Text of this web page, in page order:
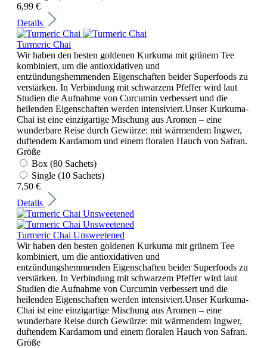
6,99 €
Details
Turmeric Chai
Wir haben den besten goldenen Kurkuma mit grünem Tee
kombiniert, um die antioxidativen und
entzündungshemmenden Eigenschaften beider Superfoods zu
verstärken. In Verbindung mit schwarzem Pfeffer wird laut
Studien die Aufnahme von Curcumin verbessert und die
heilenden Eigenschaften werden intensiviert.Unser Kurkuma-
Chai ist eine einzigartige Mischung aus Aromen – eine
wunderbare Reise durch Gewürze: mit wärmendem Ingwer,
duftendem Kardamom und einem floralen Hauch von Safran.
Größe
Box (80 Sachets)
Single (10 Sachets)
7,50 €
Details
Turmeric Chai Unsweetened
Wir haben den besten goldenen Kurkuma mit grünem Tee
kombiniert, um die antioxidativen und
entzündungshemmenden Eigenschaften beider Superfoods zu
verstärken. In Verbindung mit schwarzem Pfeffer wird laut
Studien die Aufnahme von Curcumin verbessert und die
heilenden Eigenschaften werden intensiviert.Unser Kurkuma-
Chai ist eine einzigartige Mischung aus Aromen – eine
wunderbare Reise durch Gewürze: mit wärmendem Ingwer,
duftendem Kardamom und einem floralen Hauch von Safran.
Größe